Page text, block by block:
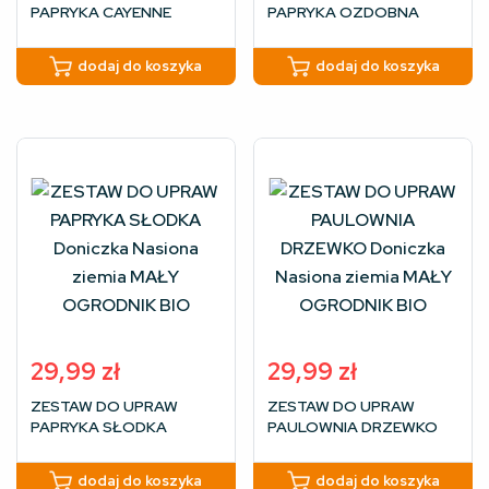
PAPRYKA CAYENNE
MAŁY OGRODNIK BIO
dodaj do koszyka
PAPRYKA OZDOBNA
MAŁY OGRODNIK BIO
dodaj do koszyka
29,99 zł
ZESTAW DO UPRAW
PAPRYKA SŁODKA
MAŁY OGRODNIK BIO
dodaj do koszyka
29,99 zł
ZESTAW DO UPRAW
PAULOWNIA DRZEWKO
MAŁY OGRODNIK BIO
dodaj do koszyka